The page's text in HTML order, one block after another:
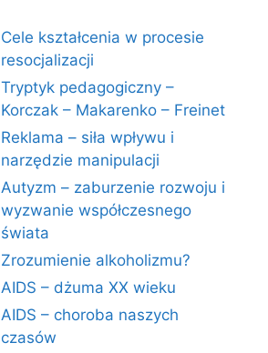
Cele kształcenia w procesie
resocjalizacji
Tryptyk pedagogiczny –
Korczak – Makarenko – Freinet
Reklama – siła wpływu i
narzędzie manipulacji
Autyzm – zaburzenie rozwoju i
wyzwanie współczesnego
świata
Zrozumienie alkoholizmu?
AIDS – dżuma XX wieku
AIDS – choroba naszych
czasów